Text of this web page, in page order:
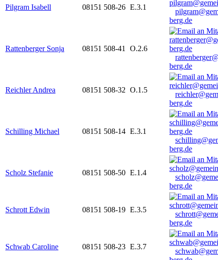
Pilgram Isabell 08151 508-26 E.3.1
berg.de
Rattenberger Sonja 08151 508-41
O.2.6
berg.de
Reichler Andrea 08151 508-32 O.1.5
berg.de
Schilling Michael 08151 508-14 E.3.1
berg.de
Scholz Stefanie 08151 508-50 E.1.4
berg.de
Schrott Edwin 08151 508-19 E.3.5
berg.de
Schwab Caroline 08151 508-23 E.3.7